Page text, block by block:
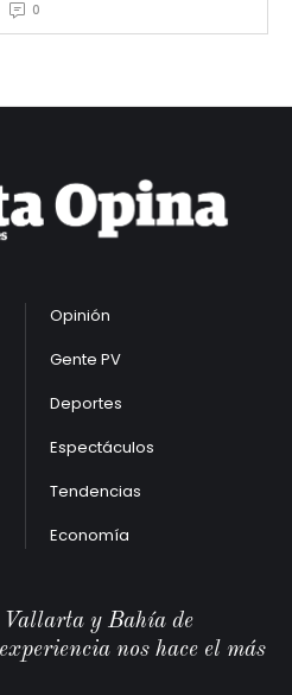
0
Opinión
Gente PV
Deportes
Espectáculos
Tendencias
Economía
y Bahía de
nos hace el más